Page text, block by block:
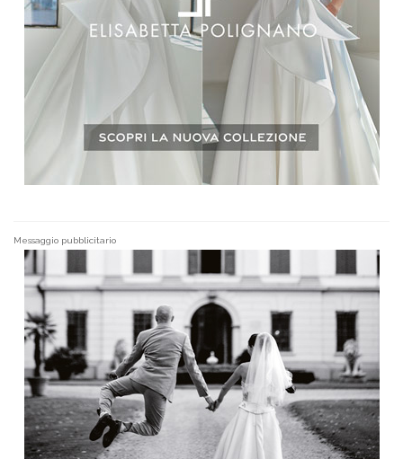
Messaggio pubblicitario